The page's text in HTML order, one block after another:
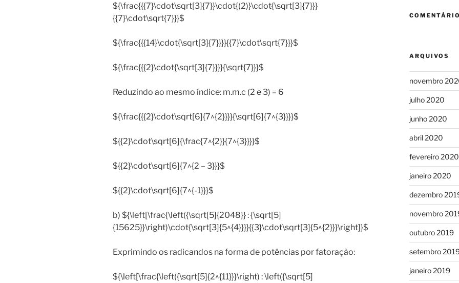
${\frac{{{7}\cdot\sqrt[3]{7}}\cdot{(2)}\cdot{\sqrt[3]{7}}}
{{7}\cdot\sqrt{7}}}$
${\frac{{{14}\cdot{\sqrt[3]{7}}}}{{7}\cdot\sqrt{7}}}$
${\frac{{{2}\cdot{\sqrt[3]{7}}}}{\sqrt{7}}}$
Reduzindo ao mesmo índice: m.m.c (2 e 3) = 6
${\frac{{{2}\cdot\sqrt[6]{7^{2}}}}{\sqrt[6]{7^{3}}}}$
${{2}\cdot\sqrt[6]{\frac{7^{2}}{7^{3}}}}$
${{2}\cdot\sqrt[6]{7^{2 – 3}}}$
${{2}\cdot\sqrt[6]{7^{-1}}}$
b) ${\left[\frac{\left({\sqrt[5]{2048}} : {\sqrt[5]
{15625}}\right)\cdot{\sqrt[3]{5^{4}}}}{{3}\cdot\sqrt[3]{5^{2}}}\right]}$
Exprimindo os radicandos na forma de potências por fatoração:
${\left[\frac{\left({\sqrt[5]{2^{11}}}\right) : \left({\sqrt[5]
ARQUIVOS
novembro
julho 2020
junho 2020
abril 2020
fevereiro 2020
janeiro 2020
dezembro
novembro
outubro 2019
setembro
janeiro 2019